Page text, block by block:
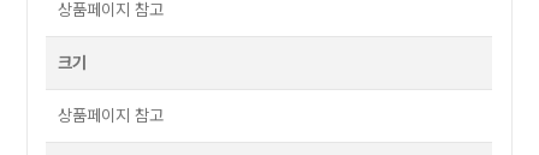
상품페이지 참고
크기
상품페이지 참고